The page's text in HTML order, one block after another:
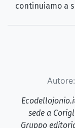
continuiamo a
Autore:
sede a
Gruppo